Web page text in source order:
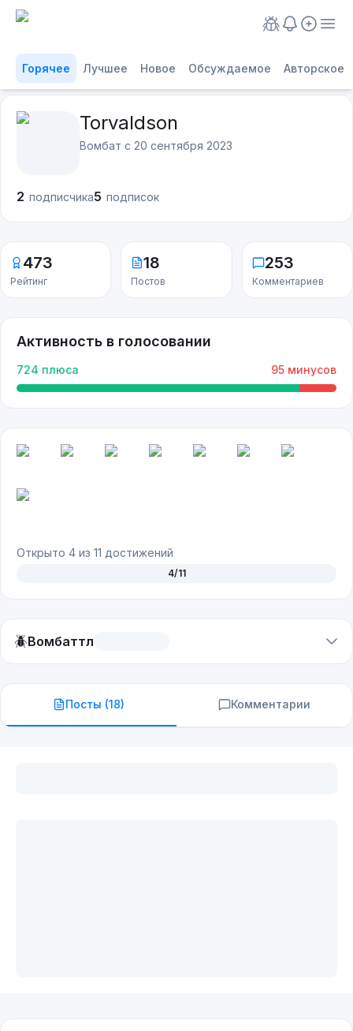
Горячее Лучшее Новое Обсуждаемое Авторское
Torvaldson
Вомбат с 20 сентября 2023
2 подписчика5 подписок
473
Рейтинг
18
Постов
253
Комментариев
Активность в голосовании
724 плюса 95 минусов
Открыто 4 из 11 достижений
4/11
🪲Вомбаттл
Посты (18) Комментарии